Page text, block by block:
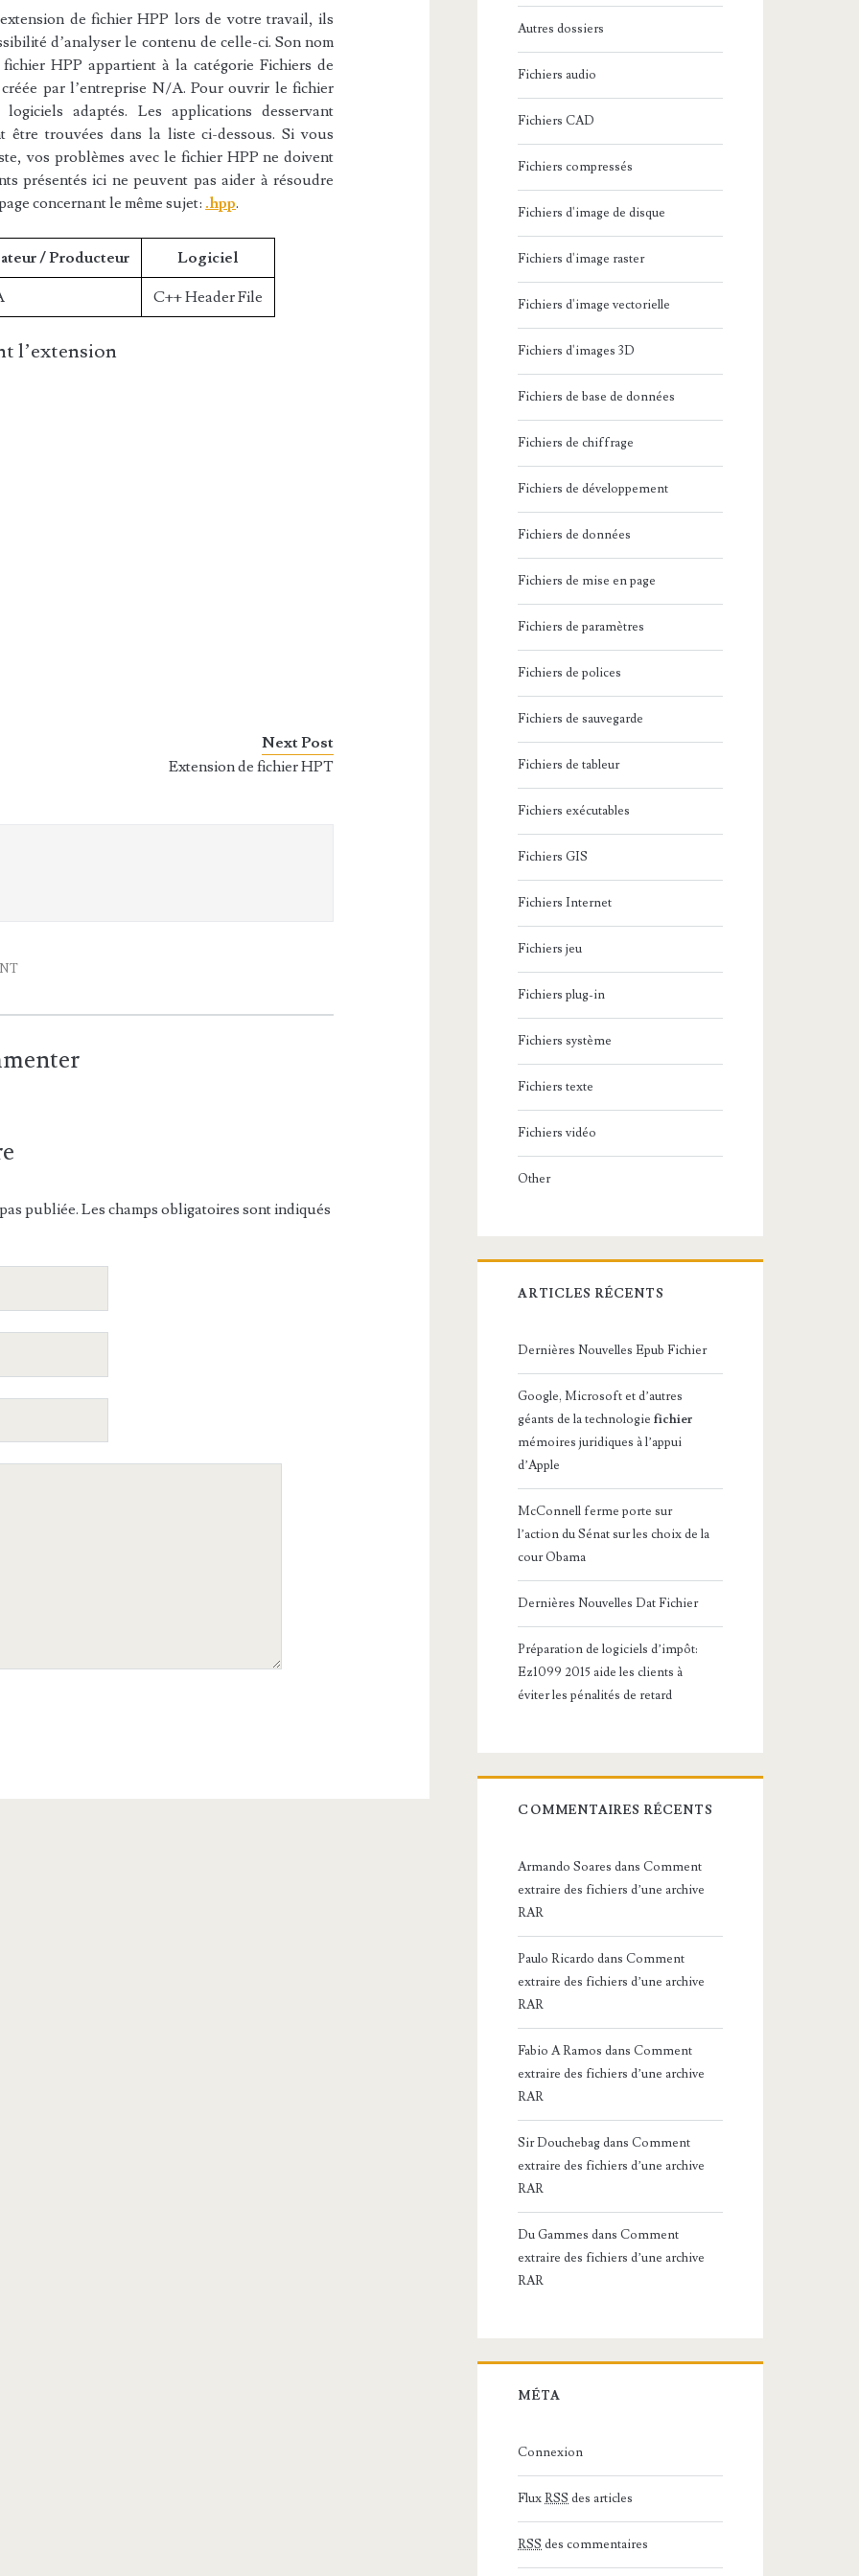
de fichier HPP lors de votre travail, ils
d’analyser le contenu de celle-ci. Son nom
HPP appartient à la catégorie Fichiers de
par l’entreprise N/A. Pour ouvrir le fichier
adaptés. Les applications desservant
être trouvées dans la liste ci-dessous. Si vous
vos problèmes avec le fichier HPP ne doivent
présentés ici ne peuvent pas aider à résoudre
concernant le même sujet: .hpp.
/ Producteur Logiciel
C++ Header File
l’extension
Next Post
Extension de fichier HPT
publiée. Les champs obligatoires sont indiqués
Autres dossiers
Fichiers audio
Fichiers CAD
Fichiers compressés
Fichiers d'image de disque
Fichiers d'image raster
Fichiers d'image vectorielle
Fichiers d'images 3D
Fichiers de base de données
Fichiers de chiffrage
Fichiers de développement
Fichiers de données
Fichiers de mise en page
Fichiers de paramètres
Fichiers de polices
Fichiers de sauvegarde
Fichiers de tableur
Fichiers exécutables
Fichiers GIS
Fichiers Internet
Fichiers jeu
Fichiers plug-in
Fichiers système
Fichiers texte
Fichiers vidéo
Other
ARTICLES RÉCENTS
Dernières Nouvelles Epub Fichier
Google, Microsoft et d’autres
géants de la technologiefichier
mémoires juridiques à l’appui
d’Apple
McConnell ferme porte sur
l’action du Sénat sur les choix de la
cour Obama
Dernières Nouvelles Dat Fichier
Préparation de logiciels d’impôt:
Ez1099 2015 aide les clients à
éviter les pénalités de retard
COMMENTAIRES RÉCENTS
Armando Soares dansComment
extraire des fichiers d’une archive
RAR
Paulo Ricardo dansComment
extraire des fichiers d’une archive
RAR
Fabio A Ramos dansComment
extraire des fichiers d’une archive
RAR
Sir DouchebagdansComment
extraire des fichiers d’une archive
RAR
Du Gammes dansComment
extraire des fichiers d’une archive
RAR
MÉTA
Connexion
FluxRSS des articles
RSS des commentaires